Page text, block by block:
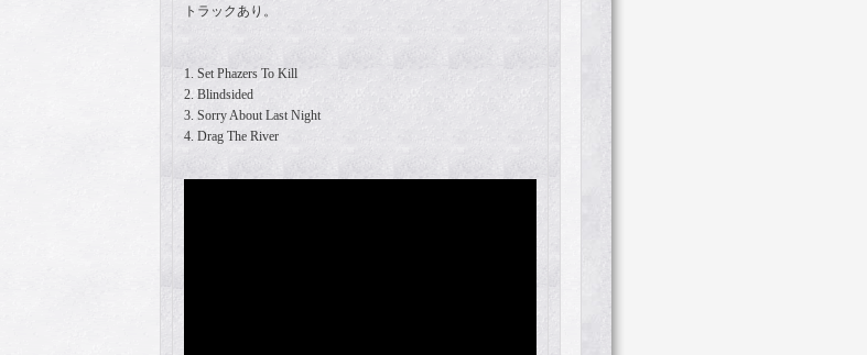
トラックあり。
1. Set Phazers To Kill
2. Blindsided
3. Sorry About Last Night
4. Drag The River